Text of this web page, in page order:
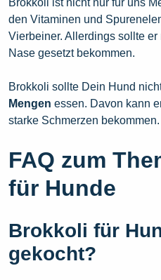
den Vitaminen und
Vierbeiner. Allerdings sollte
Nase gesetzt bekommen.
Brokkoli sollte Dein Hund
Mengen essen. Davon kann
starke Schmerzen bekommen.
FAQ zum
für Hunde
Brokkoli für
gekocht?